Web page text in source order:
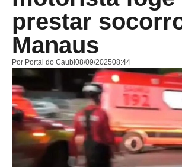
prestar
Manaus
Por Portal do Caubi08/09/202508:44